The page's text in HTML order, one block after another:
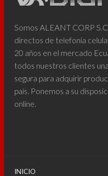
Somos ALEANT CORP
directos de telefonía
20 años en el mercado
todos nuestros clientes
segura para adquirir
país. Ponemos a su
online.
INICIO